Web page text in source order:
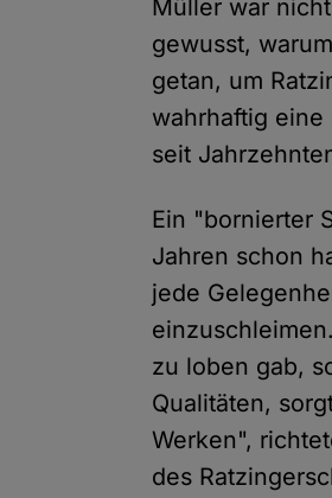
Müller war
gewusst,
getan, um
wahrhaftig
seit
Ein "bornierter
Jahren schon
jede
zu loben gab,
Qualitäten,
Werken",
des